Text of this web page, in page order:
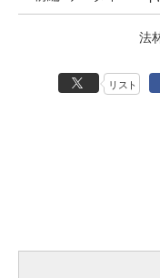
法
リスト